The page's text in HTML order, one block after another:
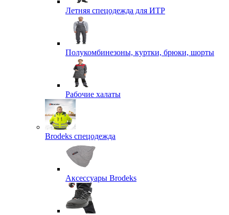
Летняя спецодежда для ИТР
Полукомбинезоны, куртки, брюки, шорты
Рабочие халаты
Brodeks спецодежда
Аксессуары Brodeks